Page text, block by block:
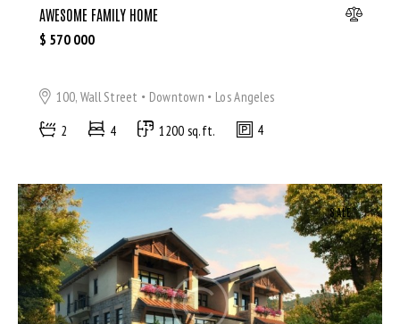
TV Cable (6)
AWESOME FAMILY HOME
$ 570 000
100, Wall Street Downtown
Los Angeles
2
4 1200 sq.ft. 4
SALE